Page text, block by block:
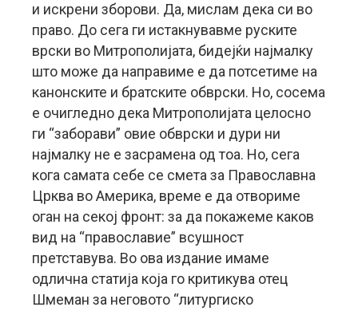
и искрени зборови. Да, мислам дека си во
право. До сега ги истакнувавме руските
врски во Митрополијата, бидејќи најмалку
што може да направиме е да потсетиме на
канонските и братските обврски. Но, сосема
е очигледно дека Митрополијата целосно
ги “заборави” овие обврски и дури ни
најмалку не е засрамена од тоа. Но, сега
кога самата себе се смета за Православна
Црква во Америка, време е да отвориме
оган на секој фронт: за да покажеме каков
вид на “православие” всушност
претставува. Во ова издание имаме
одлична статија која го критикува отец
Шмеман за неговото “литургиско